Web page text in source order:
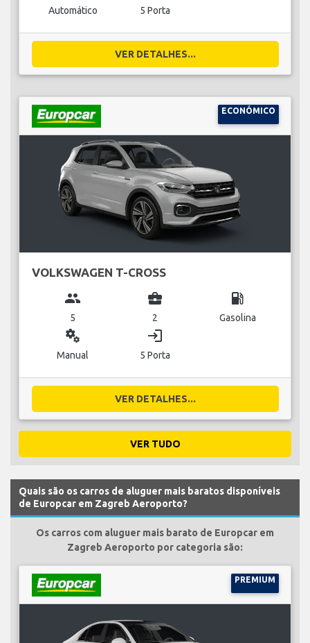
Automático 5 Porta
VER DETALHES...
ECONÓMICO
VOLKSWAGEN T-CROSS
group
5
business_center
2
local_gas_station
Gasolina
miscellaneous_services
Manual
login
5 Porta
VER DETALHES...
VER TUDO
Quais são os carros de aluguer mais baratos disponíveis
de Europcar em Zagreb Aeroporto?
Os carros com aluguer mais barato de Europcar em
Zagreb Aeroporto por categoria são:
PREMIUM